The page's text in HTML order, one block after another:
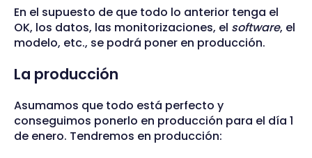
En el supuesto de que todo lo anterior tenga el
OK, los datos, las monitorizaciones, el software, el
modelo, etc., se podrá poner en producción.
La producción
Asumamos que todo está perfecto y
conseguimos ponerlo en producción para el día 1
de enero. Tendremos en producción: